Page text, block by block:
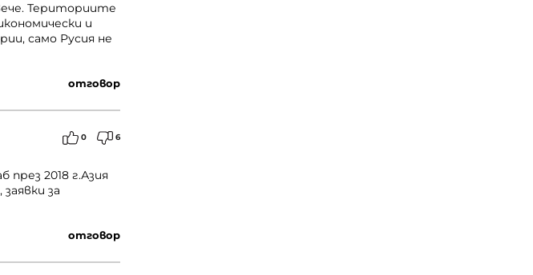
Териториите
и
само Русия не
отговор
0 6
2018 г.Азия
за
отговор